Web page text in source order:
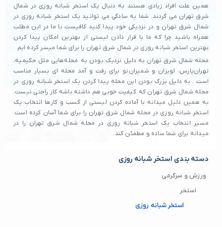
همین علت افراد زیادی هستند به دنبال یک استخر شبانه روزی در شمال
شرق تهران می گردند. شما به سادگی می توانید یک استخر شبانه روزی در
شمال شرق تهران و در نزدیکی خود پیدا کنید کافیست با ما در این مطلب
همراه باشید چرا که ما با قرار دادن لیستی از بهترین امکان پیدا کردن
بهترین استخر شبانه روزی در شمال شرق تهران را برای شما میسر کرده ایم.
محله شمال شرق تهران به دلیل نزدیک بودن به محله‌هایی مثل حکیمیه،
تهران‌پارس، لویزان و شمیران‌نو برای رفت و آمد محله ای بسیار مناسب
است . به دلیل بزرگ بودن این محله پیدا کردن یک استخر شبانه روزی در
محله شمال شرق تهران که کیفیت خوبی هم داشته باشه کار راحتی نیست.
به همین دلیل میدانه با آماده کردن لیستی از کسب و کارها انتخاب یک
استخر شبانه روزی در محله شمال شرق تهران را برای شما آسان کرده است.
مسیر انتخاب یک استخر شبانه روزی در محله شمال شرق تهران را در
میدانه برای شما ساده و مطمئن کند.
دسته بندی استخر شبانه روزی
ورزش و سرگرمی
استخر
استخر شبانه روزی